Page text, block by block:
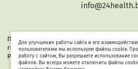
При копировании или цитировании
гиперссылка обязательна. Все материалы
Республики Беларусь «Об авторском
Для улучшения работы сайта и его
пользователями мы используем файлы cookie.
работу с сайтом, Вы разрешаете использование
файлов. Вы всегда можете отключить файлы